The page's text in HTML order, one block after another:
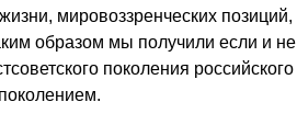
мировоззренческих позиций,
образом мы получили если и не
поколения российского